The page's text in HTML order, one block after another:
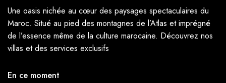
Une oasis nichée au cœur des paysages spectaculaires du
Maroc. Situé au pied des montagnes de l’Atlas et imprégné
de l’essence même de la culture marocaine. Découvrez nos
villas et des services exclusifs
En ce moment